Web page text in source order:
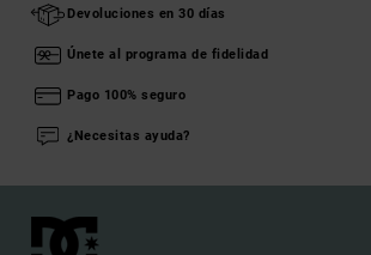
Devoluciones en 30 días
Únete al programa de fidelidad
Pago 100% seguro
¿Necesitas ayuda?